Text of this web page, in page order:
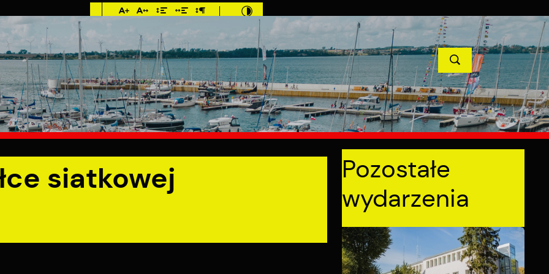
Imieniny: Sława,
Jakub, Stefan
MIESZKANIEC TURYSTYKA INWESTYCJE PROJEKTY UNIJNE KONTAKT
POPRZEDNI NASTĘPNY
siatkowej
Pozostałe
wydarzenia